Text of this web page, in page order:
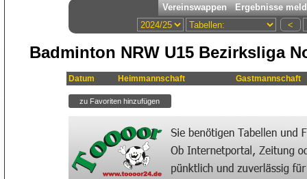
Badminton NRW U15 Bezirksliga
Datum Heimmannschaft Gastmannschaft